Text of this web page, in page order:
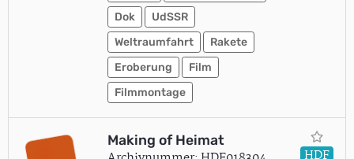
Dok
UdSSR
Weltraumfahrt
Rakete
Eroberung
Film
Filmmontage
Making of Heimat